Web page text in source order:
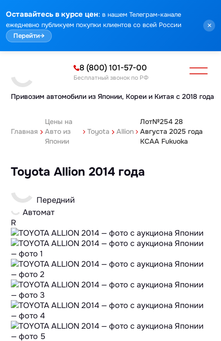
Оставайтесь в курсе цен: в нашем Телеграм-канале
ежедневно публикуем покупки клиентов со всей России
Перейти→
×
Привозим автомобили из Японии, Кореи и Китая с 2018 года
8 (800) 101-57-00
Бесплатный звонок по РФ
Главная
Цены на
Авто из
Японии
Toyota Allion
Лот№254 28
Августа 2025 года
KCAA Fukuoka
Toyota Allion 2014 года
Передний
Автомат
R